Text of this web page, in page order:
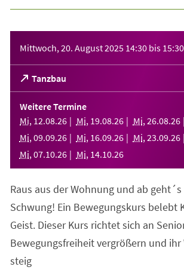
Mittwoch, 20. August 2025 14:30 bis 15:30
Tanzbau
(Öffnet
in
einem
neuen
Tab)
Weitere Termine
Mi, 12.08.26 Mi, 19.08.26 Mi, 26.08.26
Mi, 09.09.26 Mi, 16.09.26 Mi, 23.09.26
Mi, 07.10.26 Mi, 14.10.26
Raus aus der Wohnung und ab
Schwung! Ein Bewegungskurs belebt
Geist. Dieser Kurs richtet sich an
Bewegungsfreiheit vergrößern und
steig